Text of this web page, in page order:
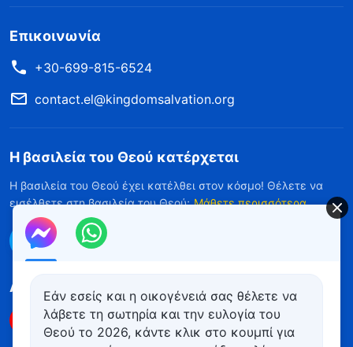
Επικοινωνία
+30-699-815-6524
contact.el@kingdomsalvation.org
Η βασιλεία του Θεού κατέρχεται
Η βασιλεία του Θεού έχει κατέλθει στον κόσμο! Θέλετε να
εισέλθετε στη βασιλεία του Θεού; Μάθετε περισσότερα
Επικοινωνήστε μαζί μας μέσω Messenger
Ακολουθήστε μας
Εάν εσείς και η οικογένειά σας θέλετε να
λάβετε τη σωτηρία και την ευλογία του
Θεού το 2026, κάντε κλικ στο κουμπί για